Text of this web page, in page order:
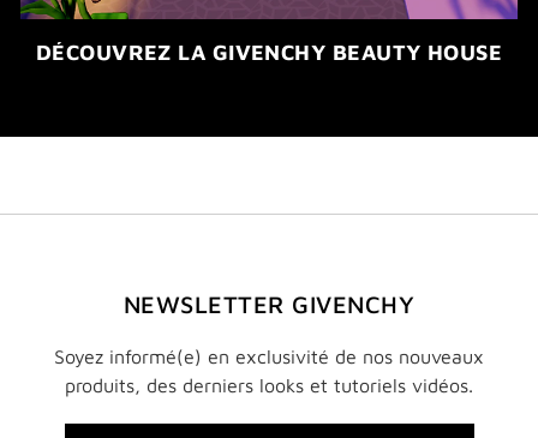
DÉCOUVREZ LA GIVENCHY BEAUTY HOUSE
NEWSLETTER GIVENCHY
Soyez informé(e) en exclusivité de nos nouveaux
produits, des derniers looks et tutoriels vidéos.